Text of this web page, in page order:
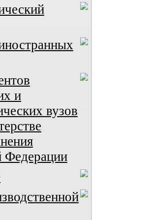
и
вузов
Федерации